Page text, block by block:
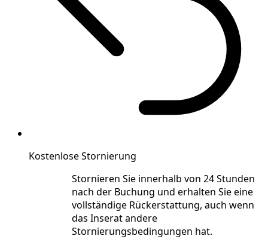
Kostenlose Stornierung
Stornieren Sie innerhalb von 24 Stunden
nach der Buchung und erhalten Sie eine
vollständige Rückerstattung, auch wenn
das Inserat andere
Stornierungsbedingungen hat.